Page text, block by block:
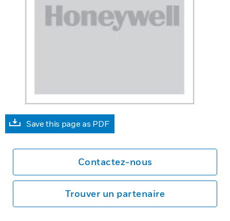
Save this page as PDF
Contactez-nous
Trouver un partenaire